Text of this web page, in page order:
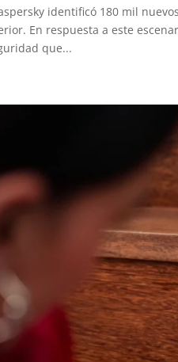
identificó 180 mil
En respuesta a este
que...